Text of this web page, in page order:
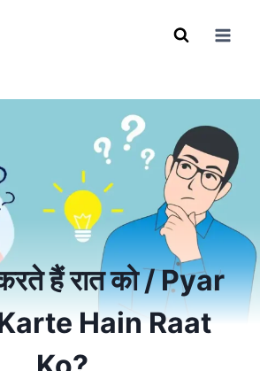
हैं रात को / Pyar
Hain Raat